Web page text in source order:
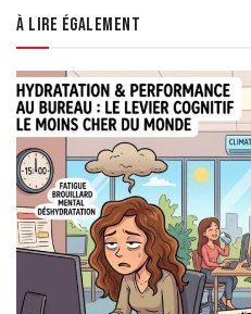
À lire également